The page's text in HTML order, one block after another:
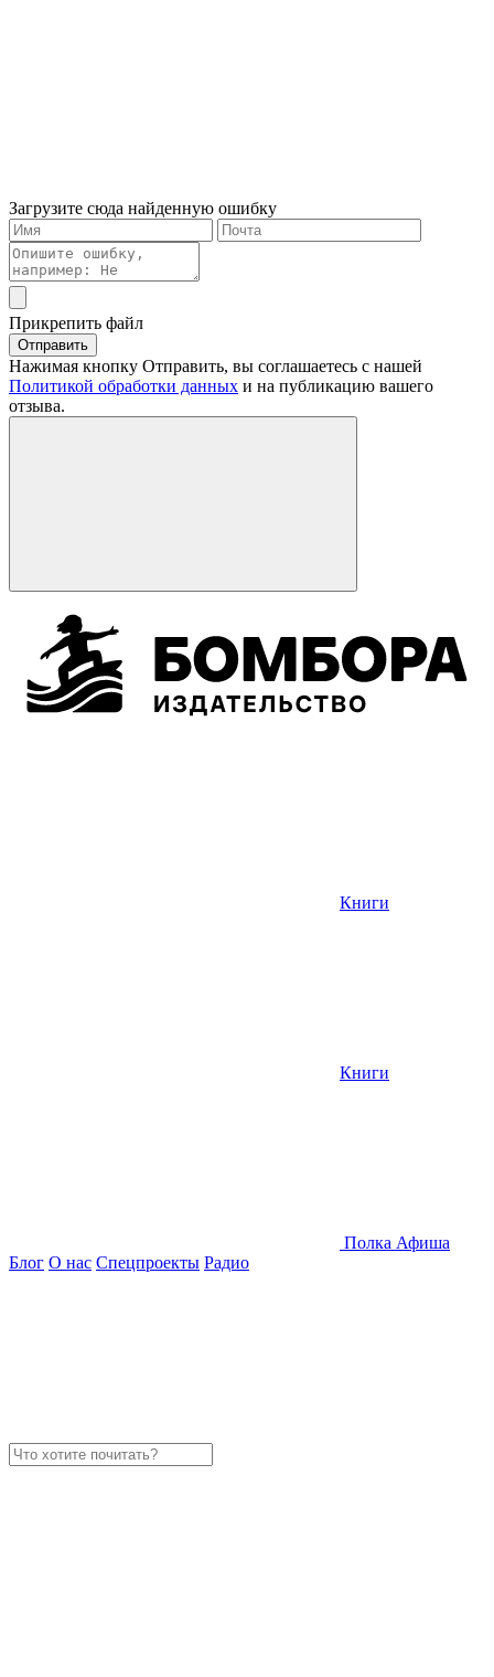
Загрузите сюда найденную ошибку
Прикрепить файл
Отправить
Нажимая кнопку Отправить, вы соглашаетесь с нашей
Политикой обработки данных и на публикацию вашего
отзыва.
Книги
Книги
Полка Афиша
Блог О нас Спецпроекты Радио